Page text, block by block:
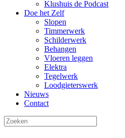
Klushuis de Podcast
Doe het Zelf
Slopen
Timmerwerk
Schilderwerk
Behangen
Vloeren leggen
Elektra
Tegelwerk
Loodgieterswerk
Nieuws
Contact